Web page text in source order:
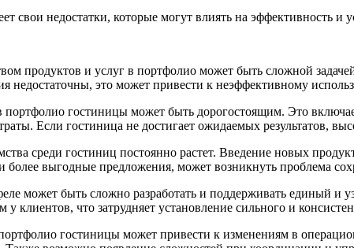
свои недостатки, которые могут влиять на эффективность и
продуктов и услуг в портфолио может быть сложной
недостаточны, это может привести к неэффективному
гостиницы может быть дорогостоящим. Это
Если гостиница не достигает ожидаемых результатов,
среди гостиниц постоянно растет. Введение новых
более выгодные предложения, может возникнуть проблема
может быть сложно разработать и поддерживать единый и
клиентов, что затрудняет установление сильного и
гостиницы может привести к изменениям в